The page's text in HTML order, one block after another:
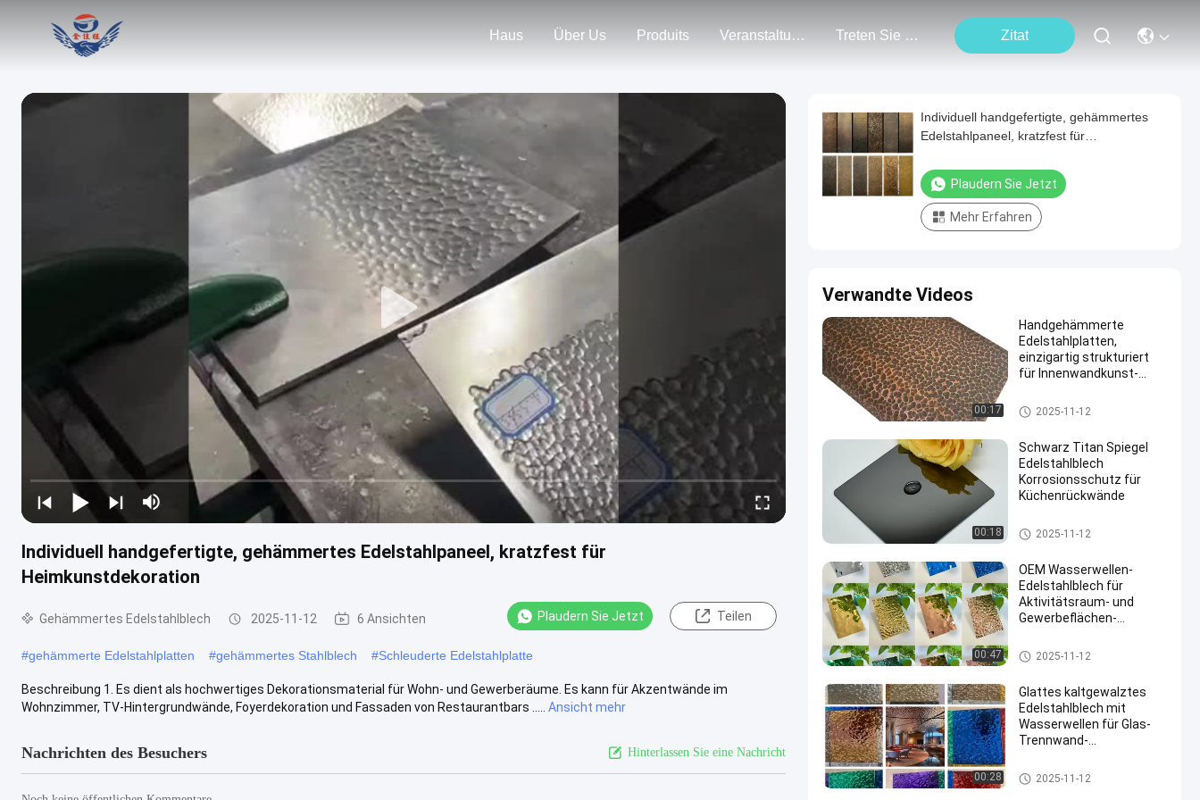
Haus Über Us Produits Veranstaltungen Treten Sie Mit Uns In Verbindung Zitat
Individuell handgefertigte, gehämmertes Edelstahlpaneel, kratzfest für
Heimkunstdekoration
Gehämmertes Edelstahlblech 2025-11-12 6 Ansichten Plaudern Sie Jetzt Teilen
#gehämmerte Edelstahlplatten #gehämmertes Stahlblech #Schleuderte Edelstahlplatte
Beschreibung 1. Es dient als hochwertiges Dekorationsmaterial für Wohn- und Gewerberäume. Es kann für Akzentwände im
Wohnzimmer, TV-Hintergrundwände, Foyerdekoration und Fassaden von Restaurantbars .....
Ansicht mehr
Nachrichten des Besuchers Hinterlassen Sie eine Nachricht
Individuell handgefertigte, gehämmertes
Edelstahlpaneel, kratzfest für
Plaudern Sie Jetzt
Mehr Erfahren
Verwandte Videos
00:17
Handgehämmerte
Edelstahlplatten,
einzigartig strukturiert
für Innenwandkunst-
Gehämmertes Edelstahlblech
2025-11-12
00:18
Schwarz Titan Spiegel
Edelstahlblech
Korrosionsschutz für
Küchenrückwände
Spiegel-Edelstahlblech
2025-11-12
00:47
OEM Wasserwellen-
Edelstahlblech für
Aktivitätsraum- und
Gewerbeflächen-
Wasser-Kräuselungs-Edelstah
lblech
2025-11-12
00:28
Glattes kaltgewalztes
Edelstahlblech mit
Wasserwellen für Glas-
Trennwand-
Wasser-Kräuselungs-Edelstah
lblech
2025-11-12